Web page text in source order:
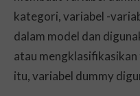
kategori, variabel -
dalam model dan
atau
itu, variabel dummy